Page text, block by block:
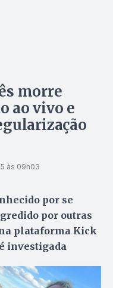
morre
ao vivo e
às 09h03
por se
por outras
plataforma Kick
investigada